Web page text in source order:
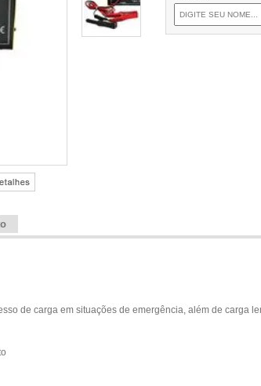
de carga em situações de emergência, além de carga